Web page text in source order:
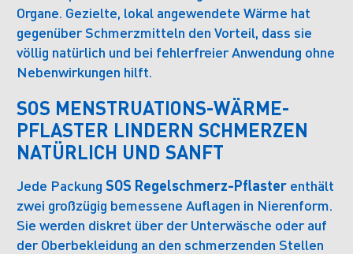
Organe. Gezielte, lokal angewendete Wärme hat
gegenüber Schmerzmitteln den Vorteil, dass sie
völlig natürlich und bei fehlerfreier Anwendung ohne
Nebenwirkungen hilft.
SOS MENSTRUATIONS-WÄRME-
PFLASTER LINDERN SCHMERZEN
NATÜRLICH UND SANFT
Jede Packung SOS Regelschmerz-Pflasterenthält
zwei großzügig bemessene Auflagen in Nierenform.
Sie werden diskret über der Unterwäsche oder auf
der Oberbekleidung an den schmerzenden Stellen